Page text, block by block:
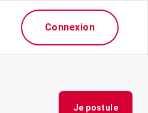
Connexion
Je postule